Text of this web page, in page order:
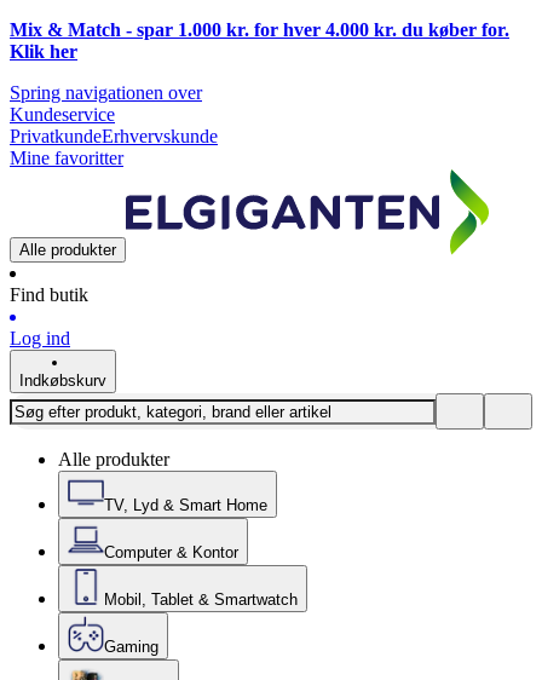
Mix & Match - spar 1.000 kr. for hver 4.000 kr. du køber for.
Klik her
Spring navigationen over
Kundeservice
PrivatkundeErhvervskunde
Mine favoritter
Alle produkter
Find butik
Log ind
Indkøbskurv
Alle produkter
TV, Lyd & Smart Home
Computer & Kontor
Mobil, Tablet & Smartwatch
Gaming